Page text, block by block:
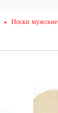
Носки мужские